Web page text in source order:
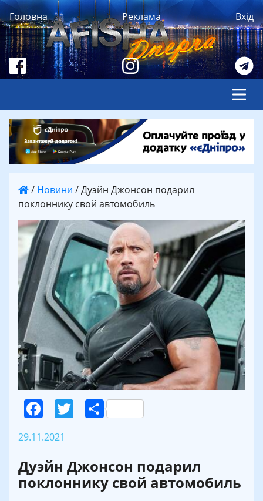
Головна Реклама Вхід
/ Новини /Дуэйн Джонсон подарил
поклоннику свой автомобиль
Facebook
Twitter
Поділитися
29.11.2021
Дуэйн Джонсон подарил
поклоннику свой автомобиль